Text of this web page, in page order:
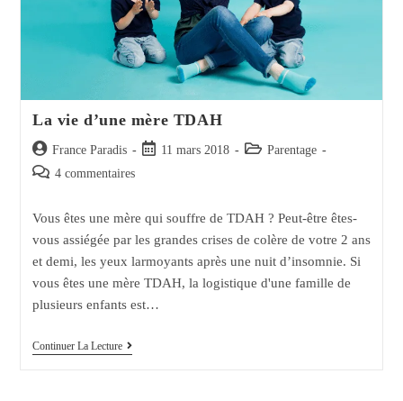
La vie d’une mère TDAH
Auteur/autrice
de
France Paradis
Post11 mars 2018
Post Parentage
Post 4 commentaires
Vous êtes une mère qui souffre de TDAH ? Peut-être êtes-
vous assiégée par les grandes crises de colère de votre 2 ans
et demi, les yeux larmoyants après une nuit d’insomnie. Si
vous êtes une mère TDAH, la logistique d'une famille de
plusieurs enfants est…
Continuer La LectureLa